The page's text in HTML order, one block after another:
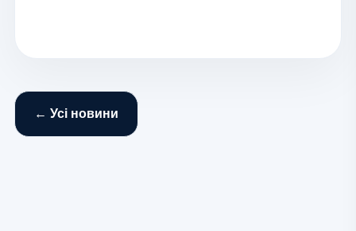
← Усі новини